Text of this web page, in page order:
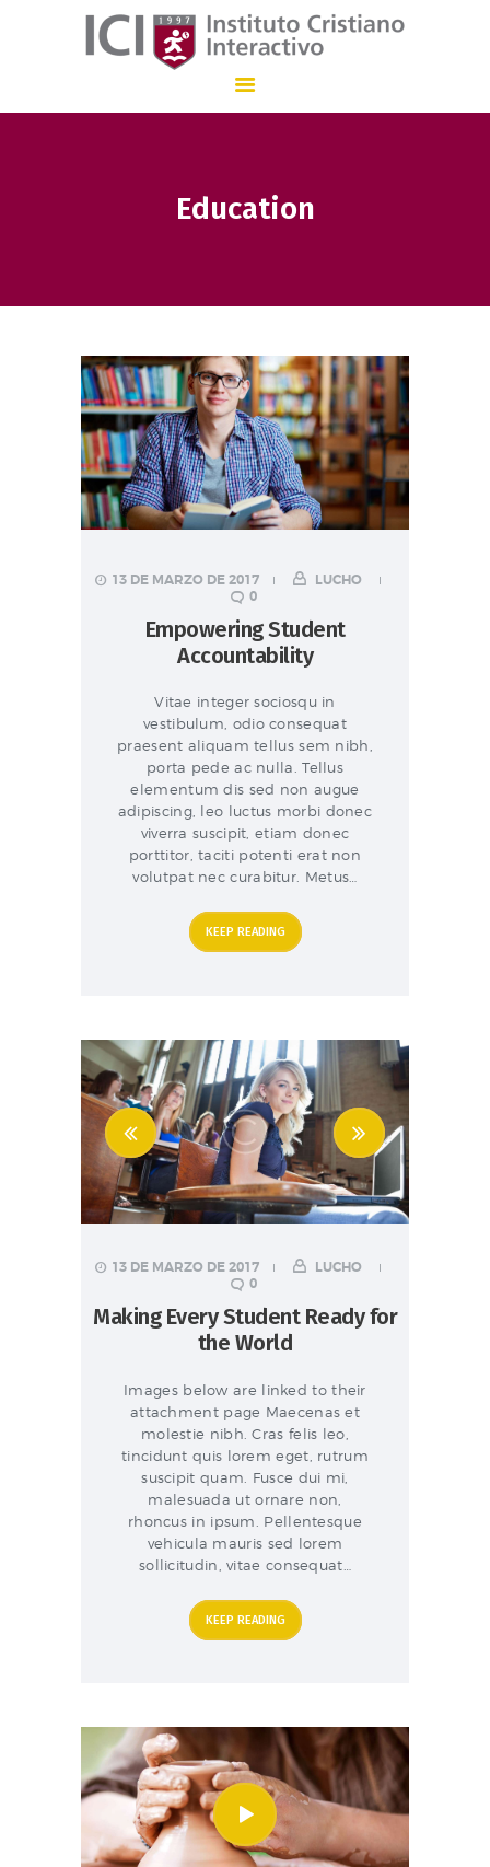
Education
Instituto Cristiano Interactivo
INSTITUCIÓN EDUCATIVA CON ENSEÑANZA BILINGÜE QUE, DESDE 1.997
STAFF
EN
13 DE MARZO DE 2017
LUCHO
0
Empowering Student
Accountability
Vitae integer sociosqu in
vestibulum, odio consequat
praesent aliquam tellus sem nibh,
porta pede ac nulla. Tellus
elementum dis sed non augue
adipiscing, leo luctus morbi donec
viverra suscipit, etiam donec
porttitor, taciti potenti erat non
volutpat nec curabitur. Metus…
KEEP READING
13 DE MARZO DE 2017
LUCHO
0
Making Every Student Ready for
the World
Images below are linked to their
attachment page Maecenas et
molestie nibh. Cras felis leo,
tincidunt quis lorem eget, rutrum
suscipit quam. Fusce dui mi,
malesuada ut ornare non,
rhoncus in ipsum. Pellentesque
vehicula mauris sed lorem
sollicitudin, vitae consequat…
KEEP READING